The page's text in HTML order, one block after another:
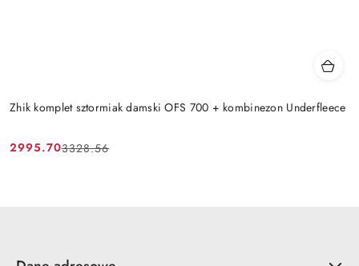
Zhik komplet sztormiak damski OFS 700 + kombinezon Underfleece
Cena
2995.70
Cena
3328.56